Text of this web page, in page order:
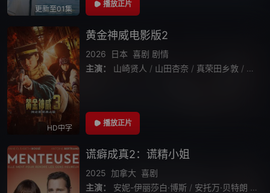
更新至01集
破壳而出奔向世界的二十几岁，终于实现梦想
播放正片
HD中字
黄金神威电影版2
2026 日本 喜剧 剧情
主演：
山崎贤人 / 山田杏奈 / 真荣田乡敦 / 工藤
播放正片
谎癖成真2：谎精小姐
2025 加拿大 喜剧
主演：
安妮-伊丽莎白·博斯 / 安托万·贝特朗 / 凯